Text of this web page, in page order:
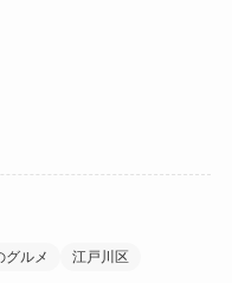
グルメ 江戸川区